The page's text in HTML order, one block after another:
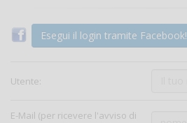
Esegui il login tramite Facebook!
Utente:
E-Mail (per ricevere l'avviso di